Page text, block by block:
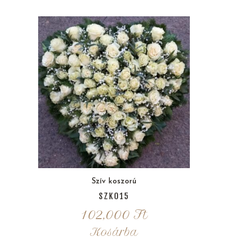
Szív koszorú
SZK015
102,000 Ft
Kosárba